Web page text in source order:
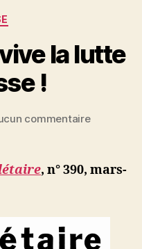
la lutte
!
P
a
S
N
ji
commentairesur
classe
, n° 390, mars-